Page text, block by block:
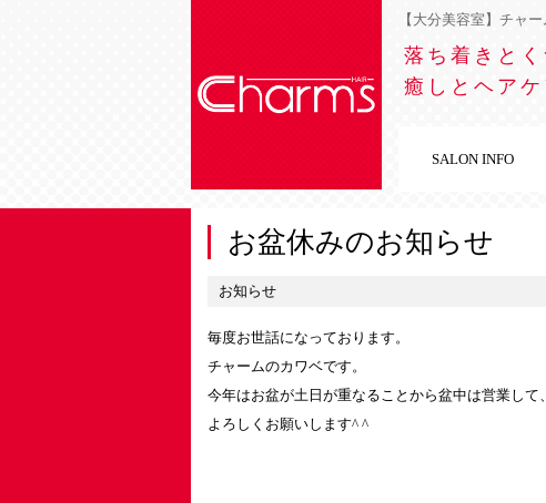
【大分美容室】チャ
落ち着きと
癒しとヘア
SALON INFO
お盆休みのお知らせ
お知らせ
毎度お世話になっております。
チャームのカワベです。
今年はお盆が土日が重なることから盆中は営業して
よろしくお願いします^ ^